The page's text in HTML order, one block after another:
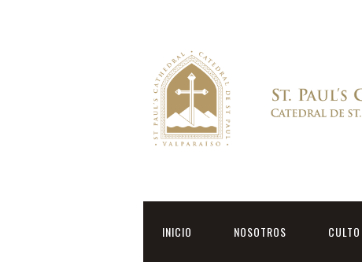
INICIO NOSOTROS CULTO